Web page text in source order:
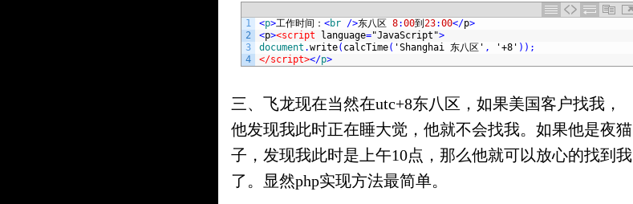
1
2
3
4
<p>工作时间： <br />东八区 8:00到 23:00</p>
<p><script language="JavaScript">
document .write( calcTime( 'Shanghai 东八区' , '+8' ) ) ;
</script></p>
三、飞龙现在当然在utc+8东八区，如果美国客户找我，
他发现我此时正在睡大觉，他就不会找我。如果他是夜猫
子，发现我此时是上午10点，那么他就可以放心的找到我
了。显然php实现方法最简单。